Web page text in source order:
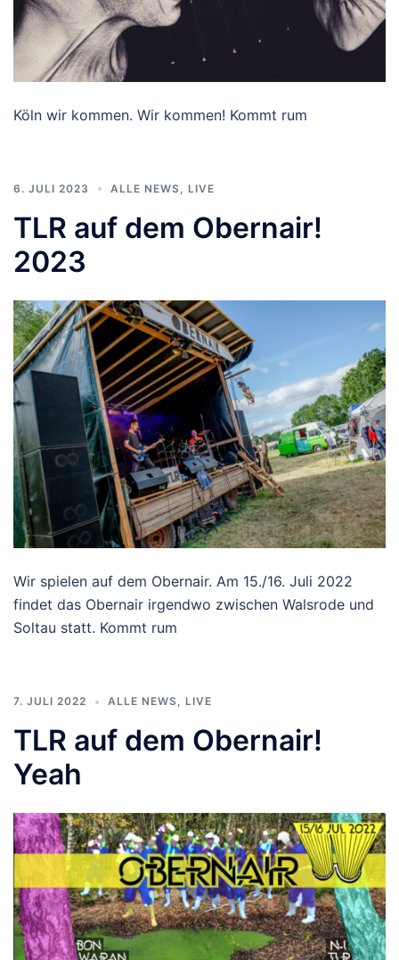
Köln wir kommen. Wir kommen! Kommt rum
6. JULI 2023 ALLE NEWS LIVE
TLR auf dem Obernair!
2023
Wir spielen auf dem Obernair. Am 15./16. Juli 2022
findet das Obernair irgendwo zwischen Walsrode und
Soltau statt. Kommt rum
7. JULI 2022 ALLE NEWS, LIVE
TLR auf dem Obernair!
Yeah